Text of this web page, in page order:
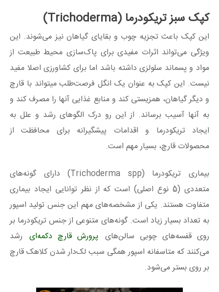
کپک سبز تریکودرما (Trichoderma)
این کپک باعث تجزیه چوب و بقایای گیاهان نیز می‌شوند. این
ویژگی می‌تواند اثرات مفیدی برای پاک‌سازی محیط طبیعت از
مواد و پسماند سلولزی داشته باشد اما برای کشاورزی اصلا مفید
نیست. این کپک به عنوان یک انگل فرصت‌طلب میتواند با قارچ
و دیگر گیاهان، همزیستی کند و منابع غذایی آنها را مصرف کند و
به آنها آسیب برساند. از این رو درک الگوهای رشد و علل به
ایجاد تریکودرما و اقدامات پیشگیرانه برای محافظت از
محصولات قارچ، بسیار مهم است.
بیماری تریکودرما (Trichoderma spp) دارای گونه‌های
متعددی (5 نوع اصلی) است که از نظر توانایی ایجاد بیماری
متفاوت هستند. یکی از مشخصه‌های مهم این جنس تولید اسپور
به تعداد بسیار زیاد است. گونه‌های متنوعی از جنس تریکودرما بر
روی قفسه‌های چوبی سالن‌های پرورش قارچ دکمه‌ای رشد
می‌کنند که متاسفانه اسپور همگی سبب لک‌دار شدن کلاهک قارچ
بر روی بستر می‌شود.